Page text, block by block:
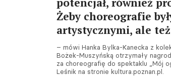
Żeby choreografie
artystycznymi, ale
– mówi Hanka Bylka-Kanecka z
Bożek-Muszyńską otrzymały
za choreografię do spektaklu „Mój
Leśnik na stronie kultura.poznan.pl.